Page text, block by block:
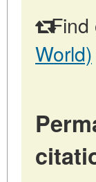
Find
World)